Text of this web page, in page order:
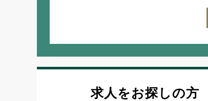
求人をお探しの方